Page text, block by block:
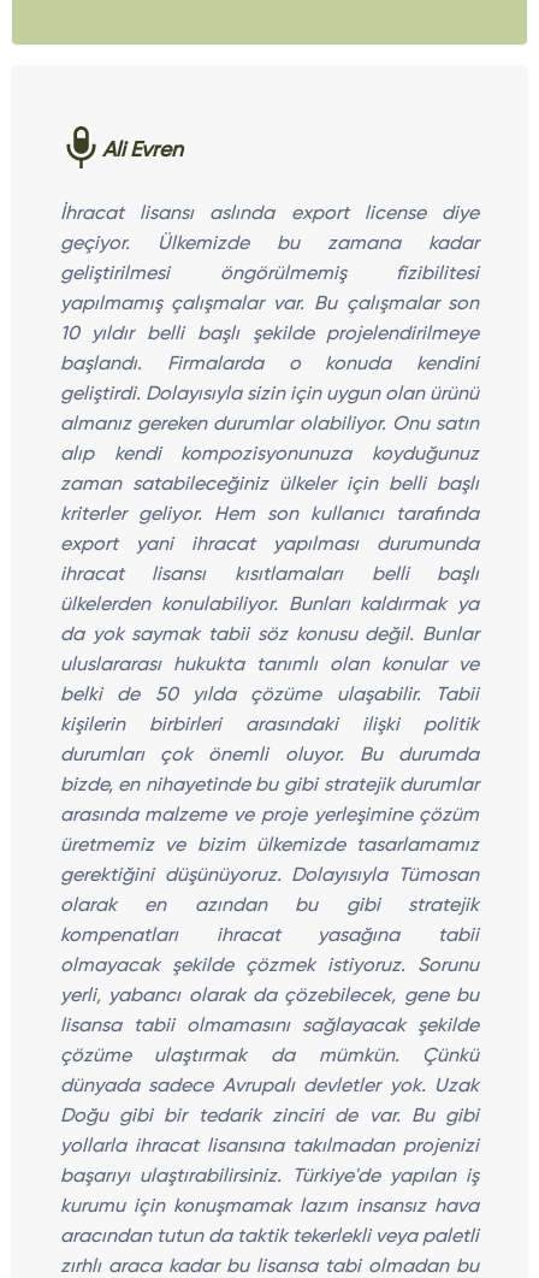
Ali Evren
İhracat lisansı aslında export license diye
geçiyor. Ülkemizde bu zamana kadar
geliştirilmesi öngörülmemiş fizibilitesi
yapılmamış çalışmalar var. Bu çalışmalar son
10 yıldır belli başlı şekilde projelendirilmeye
başlandı. Firmalarda o konuda kendini
geliştirdi. Dolayısıyla sizin için uygun olan ürünü
almanız gereken durumlar olabiliyor. Onu satın
alıp kendi kompozisyonunuza koyduğunuz
zaman satabileceğiniz ülkeler için belli başlı
kriterler geliyor. Hem son kullanıcı tarafında
export yani ihracat yapılması durumunda
ihracat lisansı kısıtlamaları belli başlı
ülkelerden konulabiliyor. Bunları kaldırmak ya
da yok saymak tabii söz konusu değil. Bunlar
uluslararası hukukta tanımlı olan konular ve
belki de 50 yılda çözüme ulaşabilir. Tabii
kişilerin birbirleri arasındaki ilişki politik
durumları çok önemli oluyor. Bu durumda
bizde, en nihayetinde bu gibi stratejik durumlar
arasında malzeme ve proje yerleşimine çözüm
üretmemiz ve bizim ülkemizde tasarlamamız
gerektiğini düşünüyoruz. Dolayısıyla Tümosan
olarak en azından bu gibi stratejik
kompenatları ihracat yasağına tabii
olmayacak şekilde çözmek istiyoruz. Sorunu
yerli, yabancı olarak da çözebilecek, gene bu
lisansa tabii olmamasını sağlayacak şekilde
çözüme ulaştırmak da mümkün. Çünkü
dünyada sadece Avrupalı devletler yok. Uzak
Doğu gibi bir tedarik zinciri de var. Bu gibi
yollarla ihracat lisansına takılmadan projenizi
başarıyı ulaştırabilirsiniz. Türkiye'de yapılan iş
kurumu için konuşmamak lazım insansız hava
aracından tutun da taktik tekerlekli veya paletli
zırhlı araca kadar bu lisansa tabi olmadan bu